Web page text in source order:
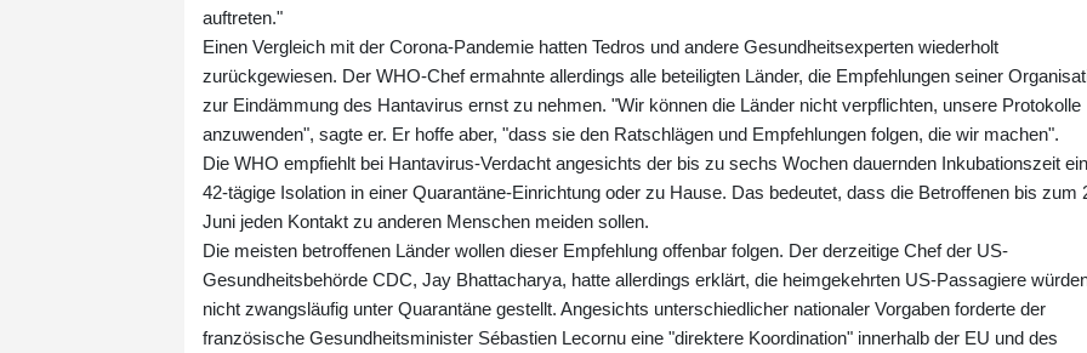
auftreten."
Einen Vergleich mit der Corona-Pandemie hatten Tedros und andere Gesundheitsexperten wiederholt
zurückgewiesen. Der WHO-Chef ermahnte allerdings alle beteiligten Länder, die Empfehlungen seiner
zur Eindämmung des Hantavirus ernst zu nehmen. "Wir können die Länder nicht verpflichten, unsere Protokolle
anzuwenden", sagte er. Er hoffe aber, "dass sie den Ratschlägen und Empfehlungen folgen, die wir machen".
Die WHO empfiehlt bei Hantavirus-Verdacht angesichts der bis zu sechs Wochen dauernden Inkubationszeit
42-tägige Isolation in einer Quarantäne-Einrichtung oder zu Hause. Das bedeutet, dass die Betroffenen bis zum
Juni jeden Kontakt zu anderen Menschen meiden sollen.
Die meisten betroffenen Länder wollen dieser Empfehlung offenbar folgen. Der derzeitige Chef der US-
Gesundheitsbehörde CDC, Jay Bhattacharya, hatte allerdings erklärt, die heimgekehrten US-Passagiere
nicht zwangsläufig unter Quarantäne gestellt. Angesichts unterschiedlicher nationaler Vorgaben forderte der
französische Gesundheitsminister Sébastien Lecornu eine "direktere Koordination" innerhalb der EU und des